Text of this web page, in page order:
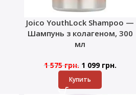
Joico YouthLock Shampoo —
Шампунь з колагеном, 300
мл
1 575грн. 1 099 грн.
Купить